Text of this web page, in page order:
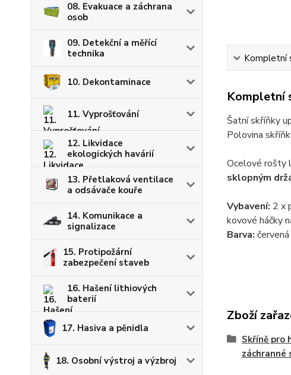
08. Evakuace a záchrana
osob
09. Detekční a měřící
technika
10. Dekontaminace
11. Vyprošťování
12. Likvidace
ekologických havárií
13. Přetlaková ventilace
a odsávače kouře
14. Komunikace a
signalizace
15. Protipožární
zabezpečení staveb
16. Hašení lithiových
baterií
17. Hasiva a pěnidla
18. Osobní výstroj a výzbroj
Kompletní
Kompletní
Šatní skříňky
Polovina
Ocelové rošty
sklopným
Vybavení: 2 x
kovové háčky
Barva:
Zboží
Skříně pro
záchranné